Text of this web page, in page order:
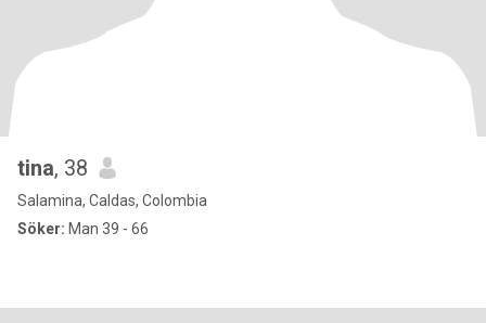
tina, 38
Salamina, Caldas, Colombia
Söker: Man 39 - 66